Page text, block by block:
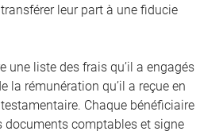
leur part à une fiducie
une liste des frais qu’il a engagés
la rémunération qu’il a reçue en
Chaque bénéficiaire
documents comptables et signe